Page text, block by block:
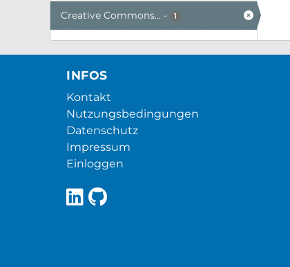
Creative Commons... - 1
INFOS
Kontakt
Nutzungsbedingungen
Datenschutz
Impressum
Einloggen